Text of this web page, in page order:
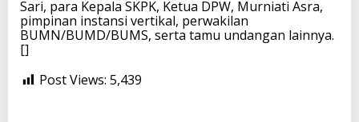
Sari, para Kepala SKPK, Ketua DPW, Murniati Asra,
pimpinan instansi vertikal, perwakilan
BUMN/BUMD/BUMS, serta tamu undangan lainnya.
[]
Post Views: 5,439